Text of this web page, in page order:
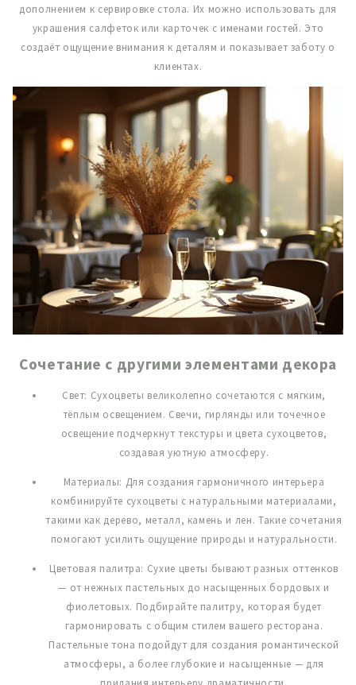
дополнением к сервировке стола. Их можно использовать для
украшения салфеток или карточек с именами гостей. Это
создаёт ощущение внимания к деталям и показывает заботу о
клиентах.
Сочетание с другими элементами декора
Свет: Сухоцветы великолепно сочетаются с мягким,
тёплым освещением. Свечи, гирлянды или точечное
освещение подчеркнут текстуры и цвета сухоцветов,
создавая уютную атмосферу.
Материалы: Для создания гармоничного интерьера
комбинируйте сухоцветы с натуральными материалами,
такими как дерево, металл, камень и лен. Такие сочетания
помогают усилить ощущение природы и натуральности.
Цветовая палитра: Сухие цветы бывают разных оттенков
— от нежных пастельных до насыщенных бордовых и
фиолетовых. Подбирайте палитру, которая будет
гармонировать с общим стилем вашего ресторана.
Пастельные тона подойдут для создания романтической
атмосферы, а более глубокие и насыщенные — для